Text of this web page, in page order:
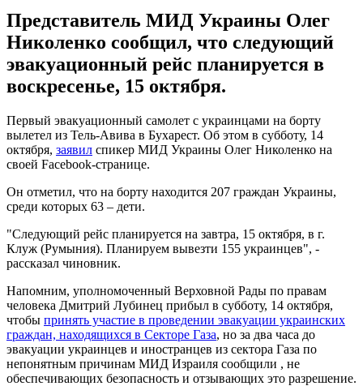
Представитель МИД Украины Олег
Николенко сообщил, что следующий
эвакуационный рейс планируется в
воскресенье, 15 октября.
Первый эвакуационный самолет с украинцами на борту
вылетел из Тель-Авива в Бухарест. Об этом в субботу, 14
октября, заявил спикер МИД Украины Олег Николенко на
своей Facebook-странице.
Он отметил, что на борту находится 207 граждан Украины,
среди которых 63 – дети.
"Следующий рейс планируется на завтра, 15 октября, в г.
Клуж (Румыния). Планируем вывезти 155 украинцев", -
рассказал чиновник.
Напомним, уполномоченный Верховной Рады по правам
человека Дмитрий Лубинец прибыл в субботу, 14 октября,
чтобы принять участие в проведении эвакуации украинских
граждан, находящихся в Секторе Газа, но за два часа до
эвакуации украинцев и иностранцев из сектора Газа по
непонятным причинам МИД Израиля сообщили , не
обеспечивающих безопасность и отзывающих это разрешение.